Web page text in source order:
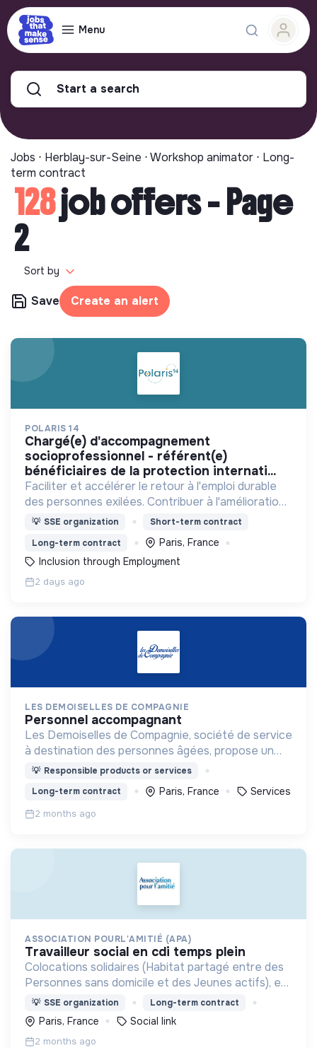
Menu
Start a search
Jobs ⋅ Herblay-sur-Seine ⋅ Workshop animator ⋅ Long-
term contract
128job offers - Page
2
Sort by
Save Create an alert
POLARIS 14
chargé(e) d'accompagnement
socioprofessionnel - référent(e)
bénéficiaires de la protection internati...
Faciliter et accélérer le retour à l'emploi durable
des personnes exilées. Contribuer à l'amélioration
de la santé mentale de notre public. Créer du lien
💡 SSE organization
Short-term contract
Long-term contract
Paris, France
Inclusion through Employment
2 days ago
LES DEMOISELLES DE COMPAGNIE
personnel accompagnant
Les Demoiselles de Compagnie, société de service
à destination des personnes âgées, propose un
accompagnement haut de gamme et sur-mesure.
💡 Responsible products or services
Long-term contract
Paris, France Services
2 months ago
ASSOCIATION POURL'AMITIÉ (APA)
travailleur social en cdi temps plein
Colocations solidaires (Habitat partagé entre des
Personnes sans domicile et des Jeunes actifs), en
région parisienne
💡 SSE organization Long-term contract
Paris, France Social link
2 months ago